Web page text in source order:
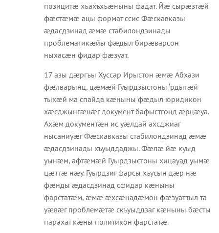
позицитæ хъахъхъæныны фадат. Йæ сырæзтæй
фæстæмæ ацы формат ссис Фæскавказы
æдасдзинад æмæ стабилондзинады
проблематикæйы фæдыл бирæварсон
ныхасæн фидар фæзуат.
17 азы дæргъы Хуссар Ирыстон æмæ Абхази
фæлварынц, цæмæй Гуырдзыстоны ‘рдыгæй
тыхæй ма спайда кæныны фæдыл юридикон
хæсджынгæнæг документ бафыстгонд æрцæуа.
Ахæм документæн ис уæлдай ахсджиаг
нысаниуæг Фæскавказы стабилондзинад æмæ
æдасдзинады хъуыддаджы. Фæлæ йæ куыд
уынæм, афтæмæй Гуырдзыстоны хицауад уымæ
цæттæ нæу. Гуырдзиг фарсы хъусын дæр нæ
фæнды æдасдзинад сфидар кæныны
фарстатæм, æмæ æхсæнадæмон фæзуаттыл та
уæвæг проблемæтæ скъуыддзаг кæныны бæсты
парахат кæны политикон фарстатæ.